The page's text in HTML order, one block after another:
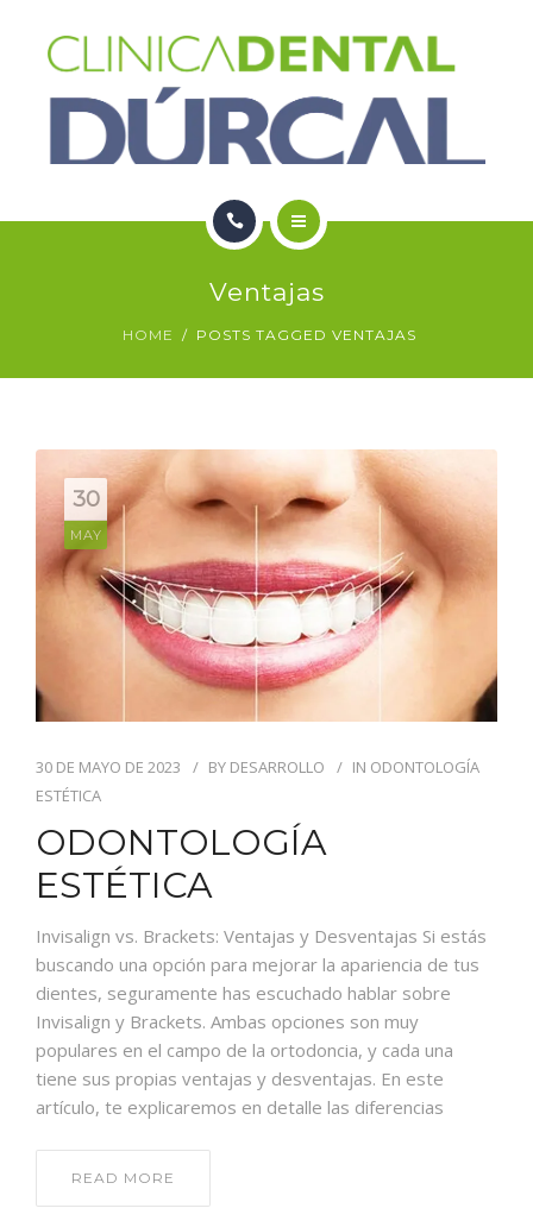
CONTACTO
CONTACTO
Ventajas
HOME POSTS TAGGED VENTAJAS
30
MAY
30 DE MAYO DE 2023 BY DESARROLLO IN ODONTOLOGÍA
ESTÉTICA
ODONTOLOGÍA
ESTÉTICA
Invisalign vs. Brackets: Ventajas y Desventajas Si estás
buscando una opción para mejorar la apariencia de tus
dientes, seguramente has escuchado hablar sobre
Invisalign y Brackets. Ambas opciones son muy
populares en el campo de la ortodoncia, y cada una
tiene sus propias ventajas y desventajas. En este
artículo, te explicaremos en detalle las diferencias
READ MORE